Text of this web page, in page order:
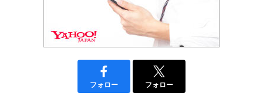
フォロー フォロー